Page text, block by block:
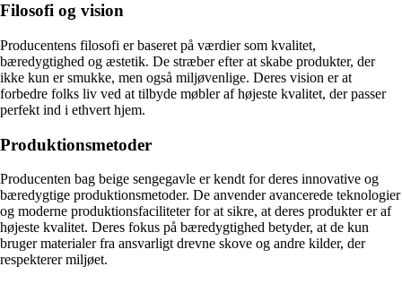
Filosofi og vision
Producentens filosofi er baseret på værdier som kvalitet,
bæredygtighed og æstetik. De stræber efter at skabe produkter, der
ikke kun er smukke, men også miljøvenlige. Deres vision er at
forbedre folks liv ved at tilbyde møbler af højeste kvalitet, der passer
perfekt ind i ethvert hjem.
Produktionsmetoder
Producenten bag beige sengegavle er kendt for deres innovative og
bæredygtige produktionsmetoder. De anvender avancerede teknologier
og moderne produktionsfaciliteter for at sikre, at deres produkter er af
højeste kvalitet. Deres fokus på bæredygtighed betyder, at de kun
bruger materialer fra ansvarligt drevne skove og andre kilder, der
respekterer miljøet.